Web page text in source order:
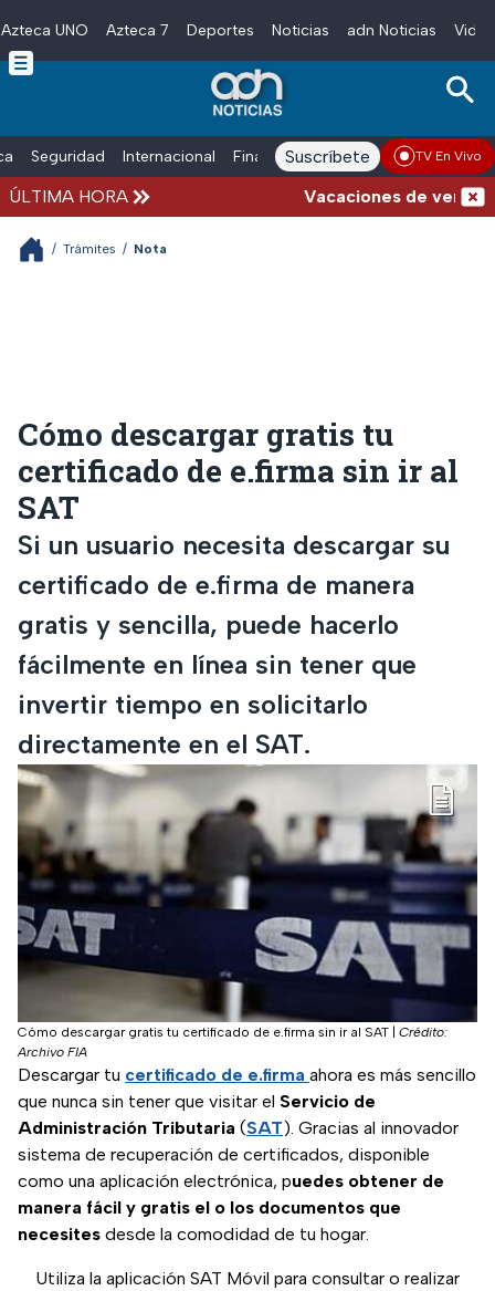
Skip to main content
Azteca UNO Azteca 7 Deportes Noticias adn Noticias
Seguridad Internacional Finanzas adn Noticias Radio
Suscríbete TV En Vivo
ÚLTIMA HORA Vacaciones de verano
/ Trámites / Nota
Cómo descargar gratis tu
certificado de e.firma sin ir al
SAT
Si un usuario necesita descargar su
certificado de e.firma de manera
gratis y sencilla, puede hacerlo
fácilmente en línea sin tener que
invertir tiempo en solicitarlo
directamente en el SAT.
Cómo descargar gratis tu certificado de e.firma sin ir al SAT
Crédito:
Archivo FIA
Descargar tu certificado de e.firma ahora es más sencillo
que nunca sin tener que visitar el Servicio de
Administración Tributaria (SAT). Gracias al innovador
sistema de recuperación de certificados, disponible
como una aplicación electrónica, puedes obtener de
manera fácil y gratis el o los documentos que
necesites desde la comodidad de tu hogar.
Utiliza la aplicación SAT Móvil para consultar o realizar